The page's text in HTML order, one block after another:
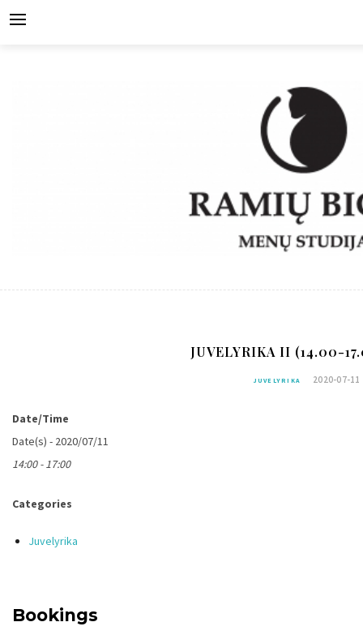
JUVELYRIKA II (14.00-
JUVELYRIKA 2020-07-11
Date/Time
Date(s) - 2020/07/11
14:00 - 17:00
Categories
Juvelyrika
Bookings